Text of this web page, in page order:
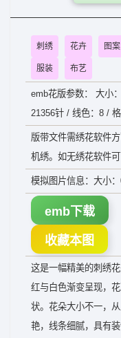
刺绣 花卉 图案
服装 布艺
emb花版参数： 大小
21356针 / 线色：8 /
版带文件需绣花软件
机绣。如无绣花软件
模拟图片信息：大小
emb下载
收藏本图
这是一幅精美的刺绣
红与白色渐变呈现，
状。花朵大小不一，
艳，线条细腻，具有